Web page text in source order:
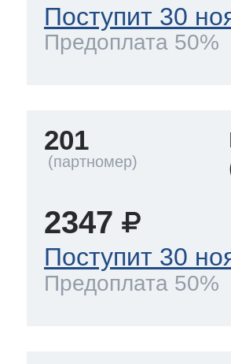
Поступит 30
Предоплата 50%
201
2347
Поступит 30
Предоплата 50%